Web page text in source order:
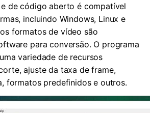
de código aberto é compatível
incluindo Windows, Linux e
formatos de vídeo são
para conversão. O programa
variedade de recursos
ajuste da taxa de frame,
formatos predefinidos e outros.